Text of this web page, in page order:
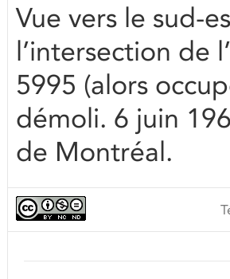
Vue vers le sud-
l’intersection de
5995 (alors
démoli. 6 juin
de Montréal.